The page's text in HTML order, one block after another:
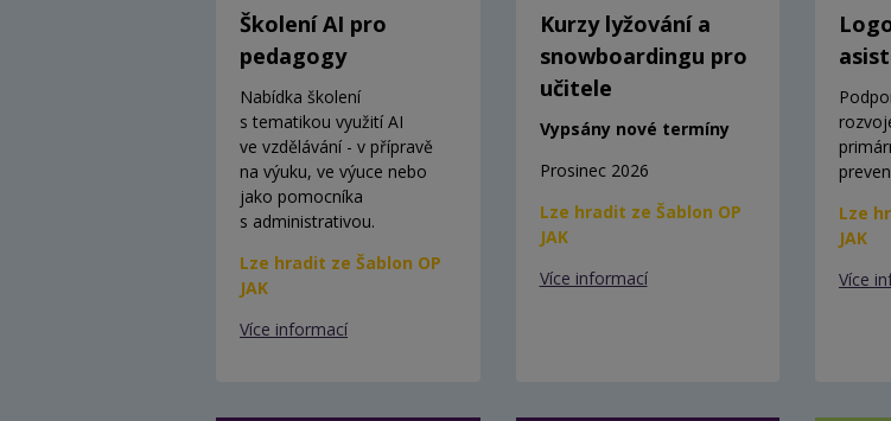
Školení AI pro
pedagogy
Nabídka školení
s tematikou využití AI
ve vzdělávání - v přípravě
na výuku, ve výuce nebo
jako pomocníka
s administrativou.
Lze hradit ze Šablon OP
JAK
Více informací
Kurzy lyžování a
snowboardingu pro
učitele
Vypsány nové termíny
Prosinec 2026
Lze hradit ze Šablon OP
JAK
Více informací
Lze
JAK
Více